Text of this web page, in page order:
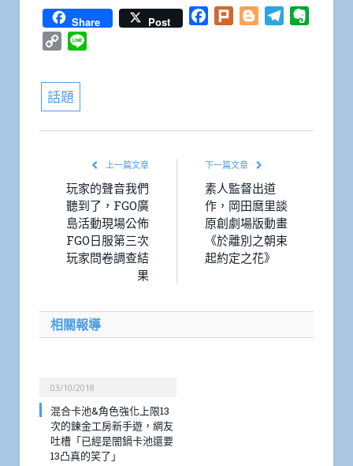
Share Post Facebook
Plurk BloggerTelegram
Copy
話題
上一篇文章
玩家的聲音我們
聽到了，FGO廣
島活動現場公佈
FGO日服第三次
玩家問卷調查結
果
下一篇文章
素人監督出道
作，岡田麿里談
原創劇場版動畫
《於離別之朝束
起約定之花》
相關報導
03/10/2018
混合卡池&角色強化上限13
次的鍊金工房新手遊，網友
吐槽「已經是闇鍋卡池還要
13凸真的笑了」